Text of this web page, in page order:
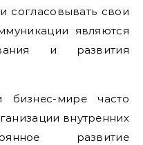
согласовывать свои
являются
и развития
мире часто
внутренних
развитие